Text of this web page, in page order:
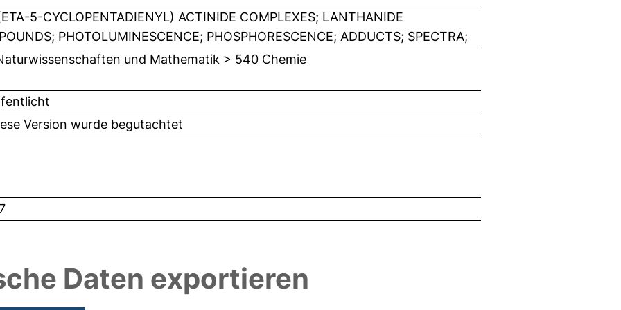
5-CYCLOPENTADIENYL) ACTINIDE COMPLEXES; LANTHANIDE
PHOTOLUMINESCENCE; PHOSPHORESCENCE; ADDUCTS; SPECTRA;
und Mathematik > 540 Chemie
Version wurde begutachtet
Daten exportieren